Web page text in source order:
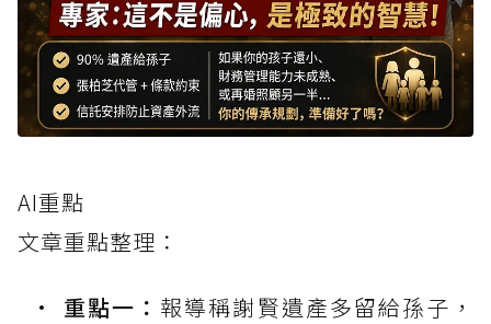
AI重點
文章重點整理：
重點一： 報導稱謝賢遺產多留給孫子，